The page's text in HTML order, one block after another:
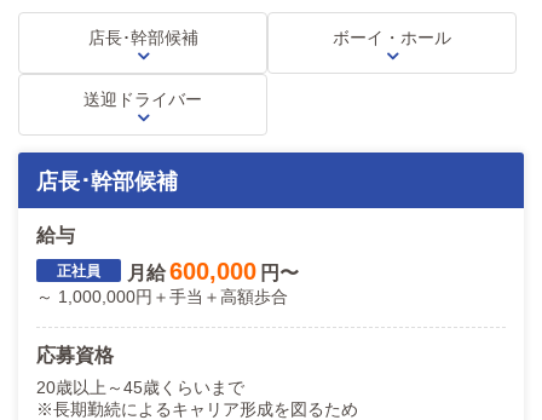
・幹部クラスは
【余裕で月給100万円オーバー】
“給与として目一杯還ってくる環境で”
存分に力を発揮しませんか？
≪ 幹部へ昇格したHさん（27）スタッフインタビュー≫
「元々別の店にいましたが、
昇給が見込めないので転職しました！
この会社では、出店が続くから
昇給・昇格も実際に狙えるので、移籍して正解でした」」
★店長やその先も近い
￣￣￣￣￣￣￣￣￣￣
店舗を拡大し続けるので
ポストは増え続けております。
主任→店長→幹部
いずれは独立へ！！！
店長･幹部候補 ボーイ・ホール
送迎ドライバー
店長･幹部候補
給与
月給600,000 円〜
～ 1,000,000円＋手当＋高額歩合
応募資格
20歳以上～45歳くらいまで
※長期勤続によるキャリア形成を図るため